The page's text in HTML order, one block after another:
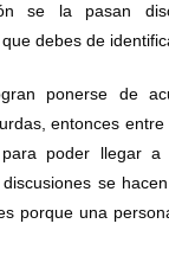
se la pasan
debes de
ponerse de
entonces entre
poder llegar a
se
porque una